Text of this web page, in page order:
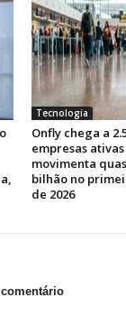
Tecnologia
Onfly chega a
empresas ativas
movimenta
bilhão no
de 2026